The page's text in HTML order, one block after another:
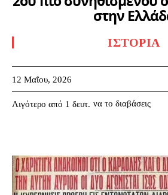
στην
ΙΣΤΟΡΊΑ
12 Μαΐου, 2026
Λιγότερο από 1 δευτ. να το διαβάσεις